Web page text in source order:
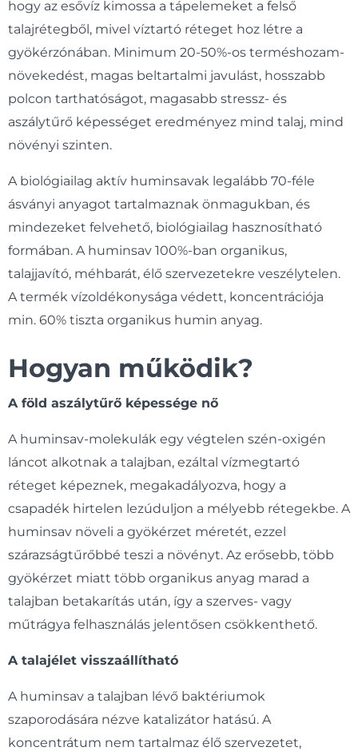
hogy az esővíz kimossa a tápelemeket a felső
talajrétegből, mivel víztartó réteget hoz létre a
gyökérzónában. Minimum 20-50%-os terméshozam-
növekedést, magas beltartalmi javulást, hosszabb
polcon tarthatóságot, magasabb stressz- és
aszálytűrő képességet eredményez mind talaj, mind
növényi szinten.
A biológiailag aktív huminsavak legalább 70-féle
ásványi anyagot tartalmaznak önmagukban, és
mindezeket felvehető, biológiailag hasznosítható
formában. A huminsav 100%-ban organikus,
talajjavító, méhbarát, élő szervezetekre veszélytelen.
A termék vízoldékonysága védett, koncentrációja
min. 60% tiszta organikus humin anyag.
Hogyan működik?
A föld aszálytűrő képessége nő
A huminsav-molekulák egy végtelen szén-oxigén
láncot alkotnak a talajban, ezáltal vízmegtartó
réteget képeznek, megakadályozva, hogy a
csapadék hirtelen lezúduljon a mélyebb rétegekbe. A
huminsav növeli a gyökérzet méretét, ezzel
szárazságtűrőbbé teszi a növényt. Az erősebb, több
gyökérzet miatt több organikus anyag marad a
talajban betakarítás után, így a szerves- vagy
műtrágya felhasználás jelentősen csökkenthető.
A talajélet visszaállítható
A huminsav a talajban lévő baktériumok
szaporodására nézve katalizátor hatású. A
koncentrátum nem tartalmaz élő szervezetet,